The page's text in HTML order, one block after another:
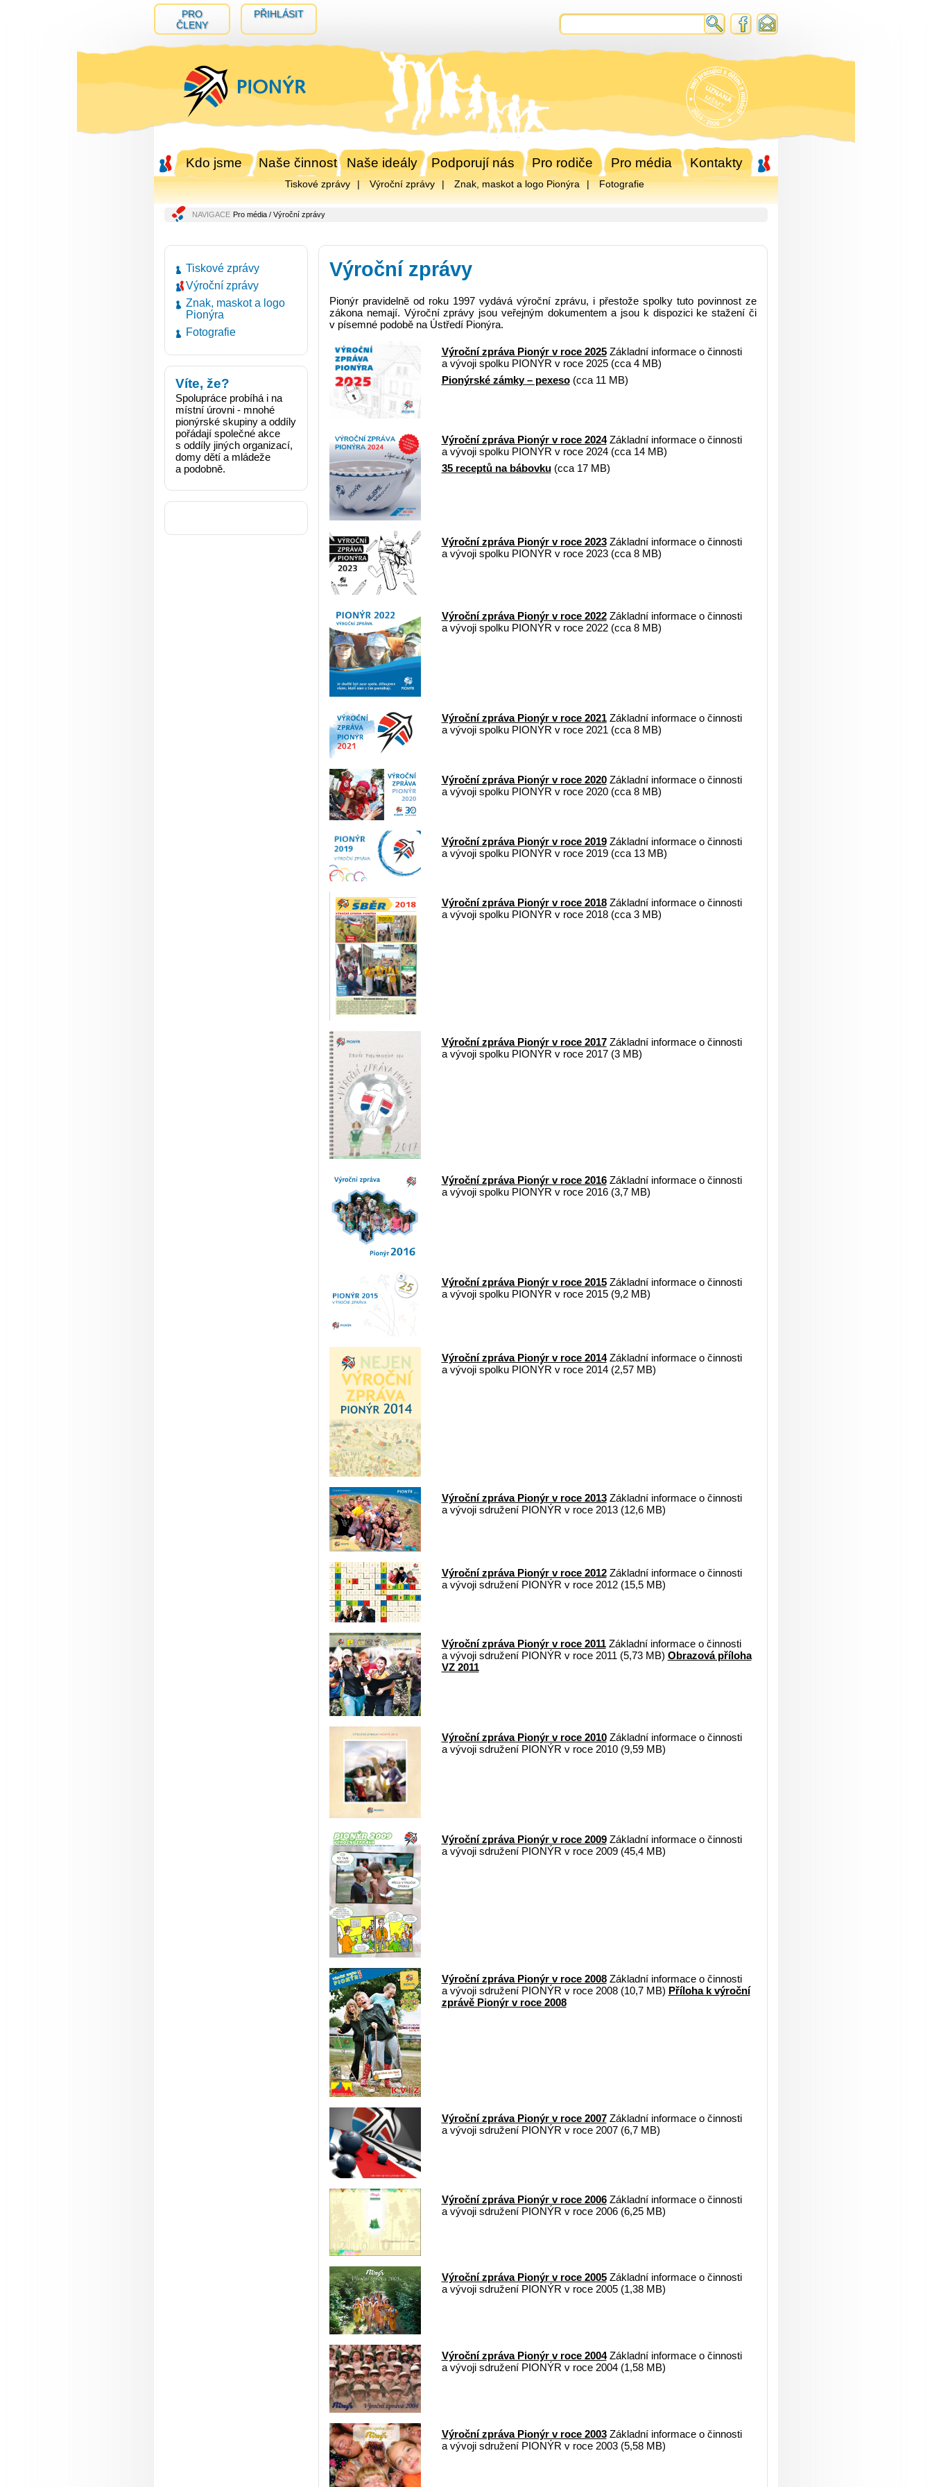
PRO
ČLENY
PŘIHLÁSIT
Kdo jsme Naše činnost Naše ideály Podporují nás Pro rodiče Pro média Kontakty
Tiskové zprávy Výroční zprávy Znak, maskot a logo Pionýra Fotografie
NAVIGACE Pro média / Výroční zprávy
Tiskové zprávy
Výroční zprávy
Znak, maskot a logo
Pionýra
Fotografie
Víte, že?
Spolupráce probíhá i na
místní úrovni - mnohé
pionýrské skupiny a oddíly
pořádají společné akce
s oddíly jiných organizací,
domy dětí a mládeže
a podobně.
Výroční zprávy
Pionýr pravidelně od roku 1997 vydává výroční zprávu, i přestože spolky tuto povinnost ze
zákona nemají. Výroční zprávy jsou veřejným dokumentem a jsou k dispozici ke stažení či
v písemné podobě na Ústředí Pionýra.
Výroční zpráva Pionýr v roce 2025Základní informace o činnosti
a vývoji spolku PIONÝR v roce 2025 (cca 4 MB)
Pionýrské zámky – pexeso(cca 11 MB)
Výroční zpráva Pionýr v roce 2024Základní informace o činnosti
a vývoji spolku PIONÝR v roce 2024 (cca 14 MB)
35 receptů na bábovku(cca 17 MB)
Výroční zpráva Pionýr v roce 2023Základní informace o činnosti
a vývoji spolku PIONÝR v roce 2023 (cca 8 MB)
Výroční zpráva Pionýr v roce 2022Základní informace o činnosti
a vývoji spolku PIONÝR v roce 2022 (cca 8 MB)
Výroční zpráva Pionýr v roce 2021Základní informace o činnosti
a vývoji spolku PIONÝR v roce 2021 (cca 8 MB)
Výroční zpráva Pionýr v roce 2020Základní informace o činnosti
a vývoji spolku PIONÝR v roce 2020 (cca 8 MB)
Výroční zpráva Pionýr v roce 2019Základní informace o činnosti
a vývoji spolku PIONÝR v roce 2019 (cca 13 MB)
Výroční zpráva Pionýr v roce 2018Základní informace o činnosti
a vývoji spolku PIONÝR v roce 2018 (cca 3 MB)
Výroční zpráva Pionýr v roce 2017Základní informace o činnosti
a vývoji spolku PIONÝR v roce 2017 (3 MB)
Výroční zpráva Pionýr v roce 2016Základní informace o činnosti
a vývoji spolku PIONÝR v roce 2016 (3,7 MB)
Výroční zpráva Pionýr v roce 2015Základní informace o činnosti
a vývoji spolku PIONÝR v roce 2015 (9,2 MB)
Výroční zpráva Pionýr v roce 2014Základní informace o činnosti
a vývoji spolku PIONÝR v roce 2014 (2,57 MB)
Výroční zpráva Pionýr v roce 2013Základní informace o činnosti
a vývoji sdružení PIONÝR v roce 2013 (12,6 MB)
Výroční zpráva Pionýr v roce 2012Základní informace o činnosti
a vývoji sdružení PIONÝR v roce 2012 (15,5 MB)
Výroční zpráva Pionýr v roce 2011Základní informace o činnosti
a vývoji sdružení PIONÝR v roce 2011 (5,73 MB) Obrazová příloha
VZ 2011
Výroční zpráva Pionýr v roce 2010Základní informace o činnosti
a vývoji sdružení PIONÝR v roce 2010 (9,59 MB)
Výroční zpráva Pionýr v roce 2009Základní informace o činnosti
a vývoji sdružení PIONÝR v roce 2009 (45,4 MB)
Výroční zpráva Pionýr v roce 2008Základní informace o činnosti
a vývoji sdružení PIONÝR v roce 2008 (10,7 MB) Příloha k výroční
zprávě Pionýr v roce 2008
Výroční zpráva Pionýr v roce 2007Základní informace o činnosti
a vývoji sdružení PIONÝR v roce 2007 (6,7 MB)
Výroční zpráva Pionýr v roce 2006Základní informace o činnosti
a vývoji sdružení PIONÝR v roce 2006 (6,25 MB)
Výroční zpráva Pionýr v roce 2005Základní informace o činnosti
a vývoji sdružení PIONÝR v roce 2005 (1,38 MB)
Výroční zpráva Pionýr v roce 2004Základní informace o činnosti
a vývoji sdružení PIONÝR v roce 2004 (1,58 MB)
Výroční zpráva Pionýr v roce 2003Základní informace o činnosti
a vývoji sdružení PIONÝR v roce 2003 (5,58 MB)